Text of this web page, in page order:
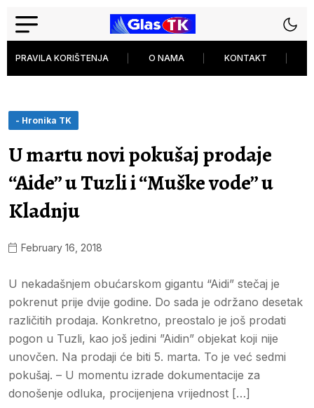
PRAVILA KORIŠTENJA O NAMA KONTAKT
- Hronika TK
U martu novi pokušaj prodaje
“Aide” u Tuzli i “Muške vode” u
Kladnju
February 16, 2018
U nekadašnjem obućarskom gigantu “Aidi” stečaj je
pokrenut prije dvije godine. Do sada je održano desetak
različitih prodaja. Konkretno, preostalo je još prodati
pogon u Tuzli, kao još jedini ”Aidin” objekat koji nije
unovčen. Na prodaji će biti 5. marta. To je već sedmi
pokušaj. – U momentu izrade dokumentacije za
donošenje odluka, procijenjena vrijednost […]